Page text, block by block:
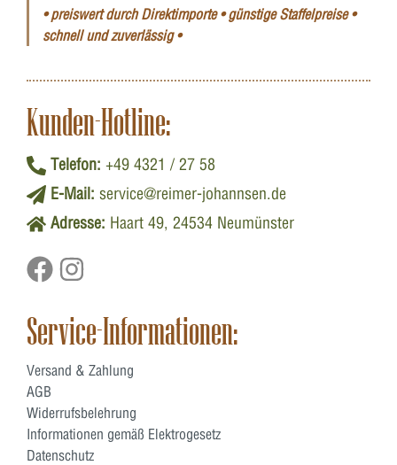
• preiswert durch Direktimporte • günstige Staffelpreise •
schnell und zuverlässig •
Kunden-Hotline:
Telefon: +49 4321 / 27 58
E-Mail: service@reimer-johannsen.de
Adresse: Haart 49, 24534 Neumünster
Service-Informationen:
Versand & Zahlung
AGB
Widerrufsbelehrung
Informationen gemäß Elektrogesetz
Datenschutz